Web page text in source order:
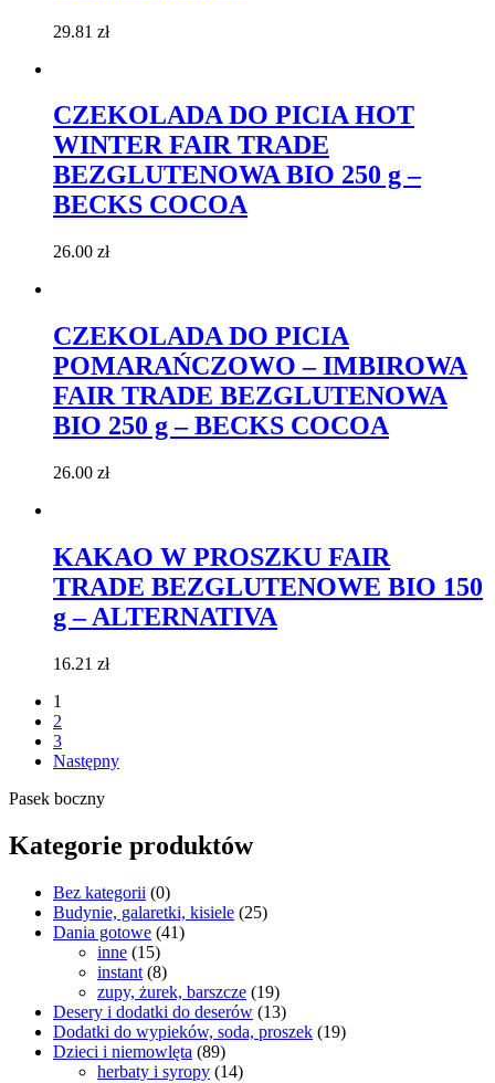
29.81 zł
CZEKOLADA DO PICIA HOT
WINTER FAIR TRADE
BEZGLUTENOWA BIO 250 g –
BECKS COCOA
26.00 zł
CZEKOLADA DO PICIA
POMARAŃCZOWO – IMBIROWA
FAIR TRADE BEZGLUTENOWA
BIO 250 g – BECKS COCOA
26.00 zł
KAKAO W PROSZKU FAIR
TRADE BEZGLUTENOWE BIO 150
g – ALTERNATIVA
16.21 zł
1
2
3
Następny
Pasek boczny
Kategorie produktów
Bez kategorii (0)
Budynie, galaretki, kisiele (25)
Dania gotowe (41)
inne (15)
instant (8)
zupy, żurek, barszcze (19)
Desery i dodatki do deserów (13)
Dodatki do wypieków, soda, proszek (19)
Dzieci i niemowlęta (89)
herbaty i syropy (14)